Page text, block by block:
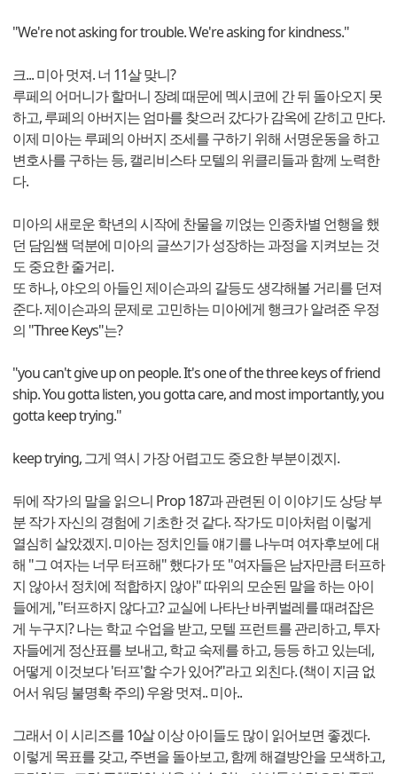
"We're not asking for trouble. We're asking for kindness."
크... 미아 멋져. 너 11살 맞니?
루페의 어머니가 할머니 장례 때문에 멕시코에 간 뒤 돌아오지 못
하고, 루페의 아버지는 엄마를 찾으러 갔다가 감옥에 갇히고 만다.
이제 미아는 루페의 아버지 조세를 구하기 위해 서명운동을 하고
변호사를 구하는 등, 캘리비스타 모텔의 위클리들과 함께 노력한
다.
미아의 새로운 학년의 시작에 찬물을 끼얹는 인종차별 언행을 했
던 담임쌤 덕분에 미아의 글쓰기가 성장하는 과정을 지켜보는 것
도 중요한 줄거리.
또 하나, 야오의 아들인 제이슨과의 갈등도 생각해볼 거리를 던져
준다. 제이슨과의 문제로 고민하는 미아에게 행크가 알려준 우정
의 "Three Keys"는?
"you can't give up on people. It's one of the three keys of friend
ship. You gotta listen, you gotta care, and most importantly, you
gotta keep trying."
keep trying, 그게 역시 가장 어렵고도 중요한 부분이겠지.
뒤에 작가의 말을 읽으니 Prop 187과 관련된 이 이야기도 상당 부
분 작가 자신의 경험에 기초한 것 같다. 작가도 미아처럼 이렇게
열심히 살았겠지. 미아는 정치인들 얘기를 나누며 여자후보에 대
해 "그 여자는 너무 터프해" 했다가 또 "여자들은 남자만큼 터프하
지 않아서 정치에 적합하지 않아" 따위의 모순된 말을 하는 아이
들에게, "터프하지 않다고? 교실에 나타난 바퀴벌레를 때려잡은
게 누구지? 나는 학교 수업을 받고, 모텔 프런트를 관리하고, 투자
자들에게 정산표를 보내고, 학교 숙제를 하고, 등등 하고 있는데,
어떻게 이것보다 '터프'할 수가 있어?"라고 외친다. (책이 지금 없
어서 워딩 불명확 주의) 우왕 멋져.. 미아..
그래서 이 시리즈를 10살 이상 아이들도 많이 읽어보면 좋겠다.
이렇게 목표를 갖고, 주변을 돌아보고, 함께 해결방안을 모색하고,